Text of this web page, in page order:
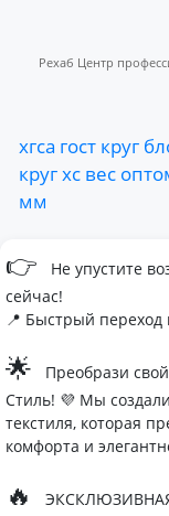
Рехаб Центр
хгса гост круг
кругхс вес
мм
👉
Не упустите
сейчас!
📍 Быстрый переход
🌟
Преобрази
Стиль! 💜 Мы
текстиля, которая
комфорта и
🔥